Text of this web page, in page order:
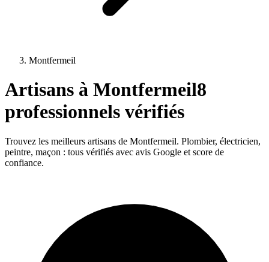
Montfermeil
Artisans à Montfermeil8
professionnels vérifiés
Trouvez les meilleurs artisans de Montfermeil. Plombier, électricien,
peintre, maçon : tous vérifiés avec avis Google et score de
confiance.